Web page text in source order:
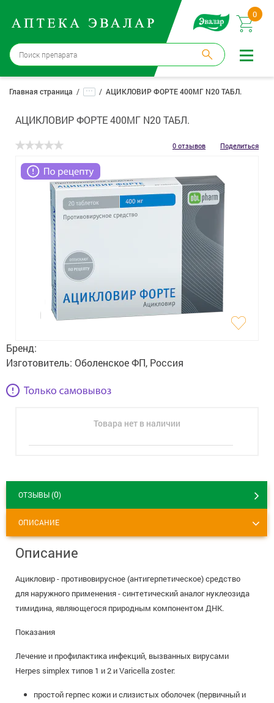
0
Москва→
12 аптек
Войти |
Регистрация
Доставка и оплата
Способ получения:
Лекарства
Косметика
Изделия медицинского назначения
Медтехника
Оптика
Мама и малыш
Витаминыи БАД
Скидки и акции
+7 (495) 921-40-74
Главная страница ... АЦИКЛОВИР ФОРТЕ 400МГ N20 ТАБЛ.
АЦИКЛОВИР ФОРТЕ 400МГ N20 ТАБЛ.
0 отзывов Поделиться
Бренд:
Изготовитель: Оболенское ФП, Россия
Товара нет в наличии
ОТЗЫВЫ (0)
ОПИСАНИЕ
Описание
Ацикловир - противовирусное (антигерпетическое) средство
для наружного применения - синтетический аналог нуклеозида
тимидина, являющегося природным компонентом ДНК.
Показания
Лечение и профилактика инфекций, вызванных вирусами
Herpes simplex типов 1 и 2 и Varicella zoster:
простой герпес кожи и слизистых оболочек (первичный и